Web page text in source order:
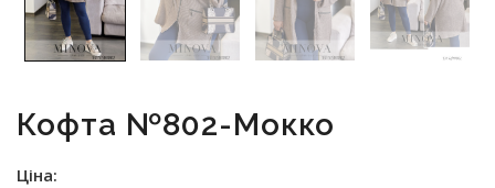
Кофта №802-Мокко
Ціна: